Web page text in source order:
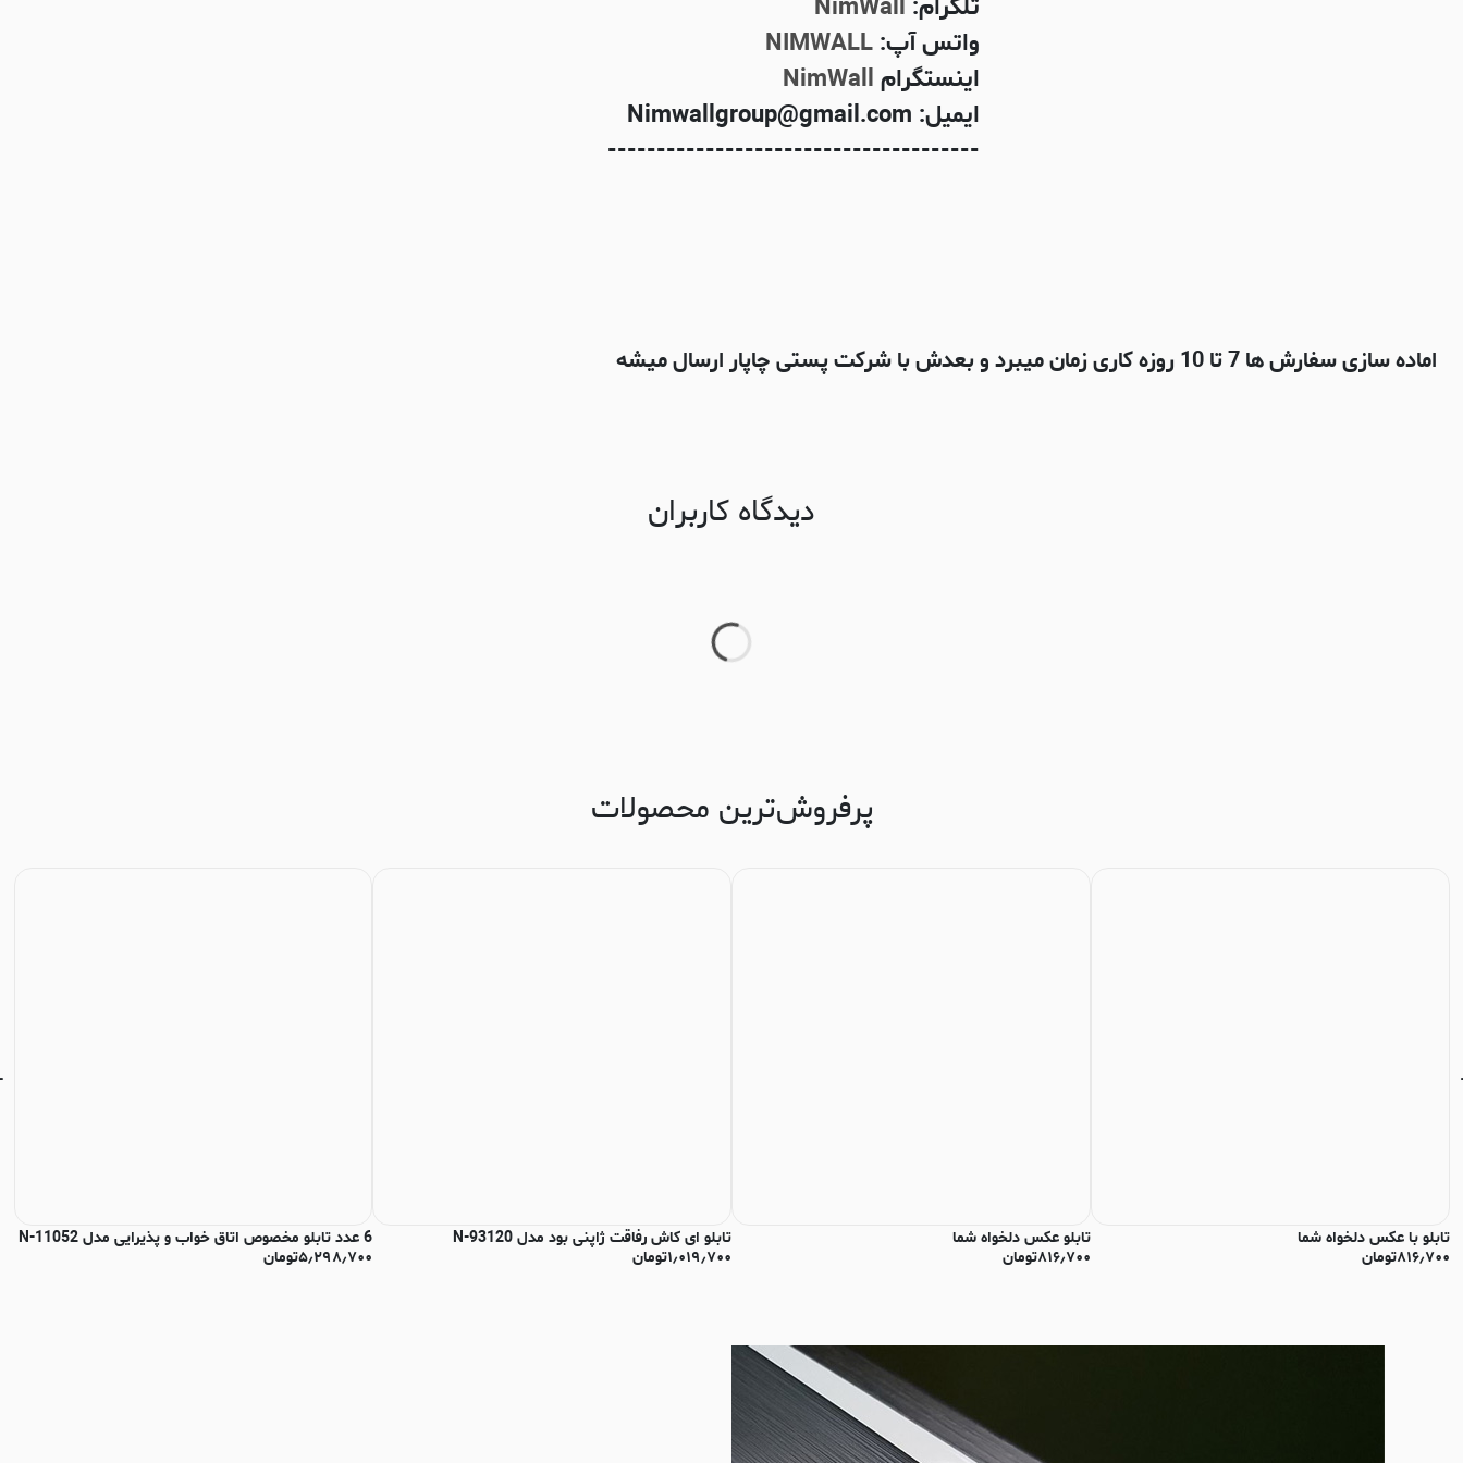
واتس آپ:NIMWALL
اینستگرامNimWall
ایمیل: Nimwallgroup@gmail.com
--------------------------------------
اماده سازی سفارش ها 7 تا 10 روزه کاری زمان میبرد و بعدش با شرکت پستی چاپار ارسال میشه
دیدگاه کاربران
پرفروش‌ترین محصولات
تابلو با عکس دلخواه شما
۸۱۶٫۷۰۰تومان
تابلو عکس دلخواه شما
۸۱۶٫۷۰۰تومان
تابلو ای کاش رفاقت ژاپنی بود مدل N-93120
۱٫۰۱۹٫۷۰۰تومان
6 عدد تابلو مخصوص اتاق خواب و پذیرایی مدل N-11052
۵٫۲۹۸٫۷۰۰تومان